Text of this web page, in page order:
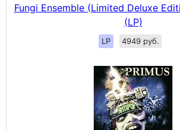
Fungi Ensemble (Limited Deluxe
(LP)
LP 4949 руб.